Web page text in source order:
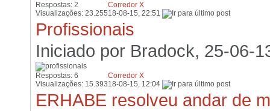
Respostas: 2
Visualizações: 23.255
Corredor X
18-08-15, 22:51
Profissionais
Iniciado por Bradock, 25-06-
Respostas: 6
Visualizações: 15.393
Corredor X
18-08-15, 12:04
ERHABE resolveu andar de